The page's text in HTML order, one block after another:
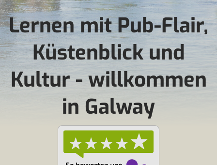
Lernen mit Pub-Flair,
Küstenblick und
Kultur - willkommen
in Galway